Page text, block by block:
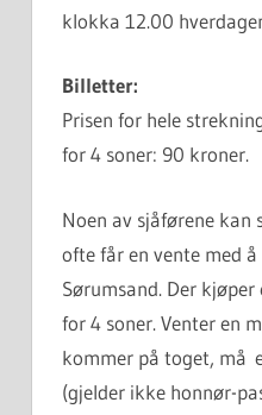
klokka 12.00
Billetter:
Prisen for hele
for 4 soner: 90 kroner.
Noen av sjåførene kan
ofte får en vente med
Sørumsand. Der
for 4 soner. Venter en
kommer på toget, må
(gjelder ikke honnør-